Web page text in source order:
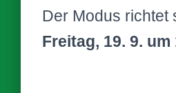
Der Modus richtet
Freitag, 19. 9. um